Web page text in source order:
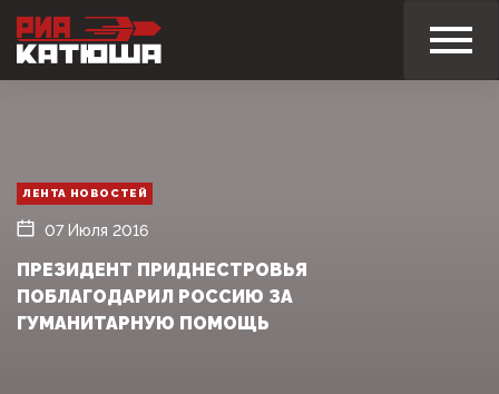
ЛЕНТА НОВОСТЕЙ
07 Июля 2016
ПРЕЗИДЕНТ ПРИДНЕСТРОВЬЯ
ПОБЛАГОДАРИЛ РОССИЮ ЗА
ГУМАНИТАРНУЮ ПОМОЩЬ